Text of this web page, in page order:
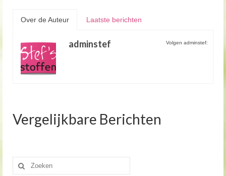
Over de Auteur Laatste berichten
Volgen adminstef:
adminstef
Vergelijkbare Berichten
Zoeken
naar: